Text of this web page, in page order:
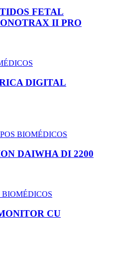
FETAL
II PRO
DIGITAL
BIOMÉDICOS
DAIWHA DI 2200
BIOMÉDICOS
CU